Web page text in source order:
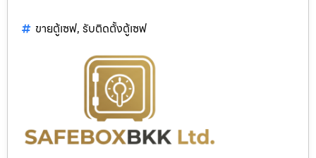
ขายตู้เซฟ, รับติดตั้งตู้เซฟ